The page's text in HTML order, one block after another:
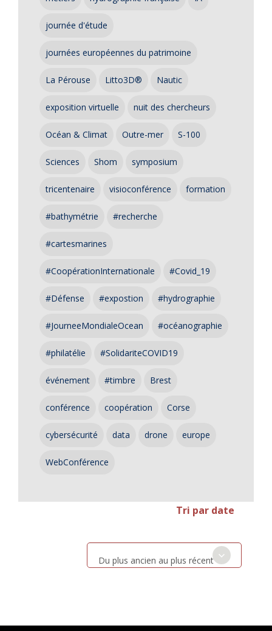
journée d'étude
journées européennes du patrimoine
La Pérouse Litto3D® Nautic
exposition virtuelle nuit des chercheurs
Océan & Climat Outre-mer S-100
Sciences Shom symposium
tricentenaire visioconférence formation
#bathymétrie #recherche
#cartesmarines
#CoopérationInternationale #Covid_19
#Défense #expostion #hydrographie
#JourneeMondialeOcean #océanographie
#philatélie #SolidariteCOVID19
événement #timbre Brest
conférence coopération Corse
cybersécurité data drone europe
WebConférence
Tri par date
Du plus ancien au plus récent